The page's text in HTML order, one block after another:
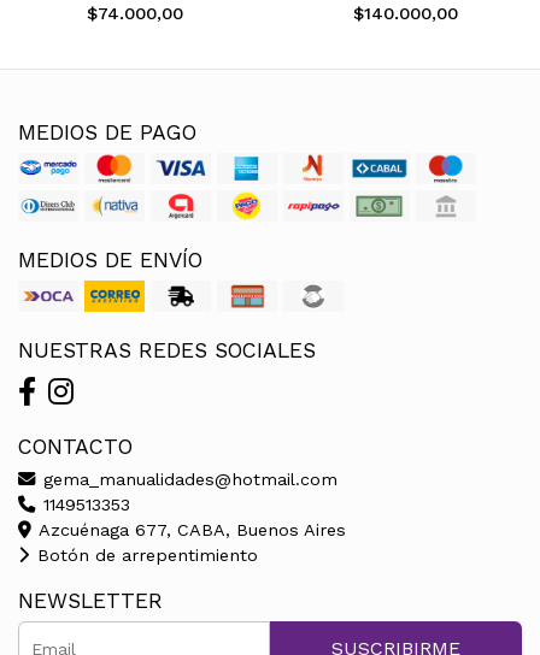
$74.000,00
$140.000,00
MEDIOS DE PAGO
MEDIOS DE ENVÍO
NUESTRAS REDES SOCIALES
CONTACTO
gema_manualidades@hotmail.com
1149513353
Azcuénaga 677, CABA, Buenos Aires
Botón de arrepentimiento
NEWSLETTER
SUSCRIBIRME